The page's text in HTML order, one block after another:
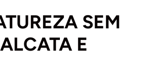
SEM
E